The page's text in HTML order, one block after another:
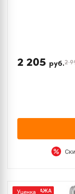
2 205 руб.2
Уценка
РАСПРОДАЖА